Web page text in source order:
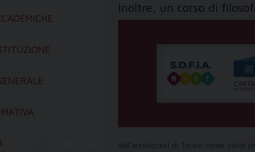
Inoltre, un corso di
dell’arcidiocesi di Torino come validi